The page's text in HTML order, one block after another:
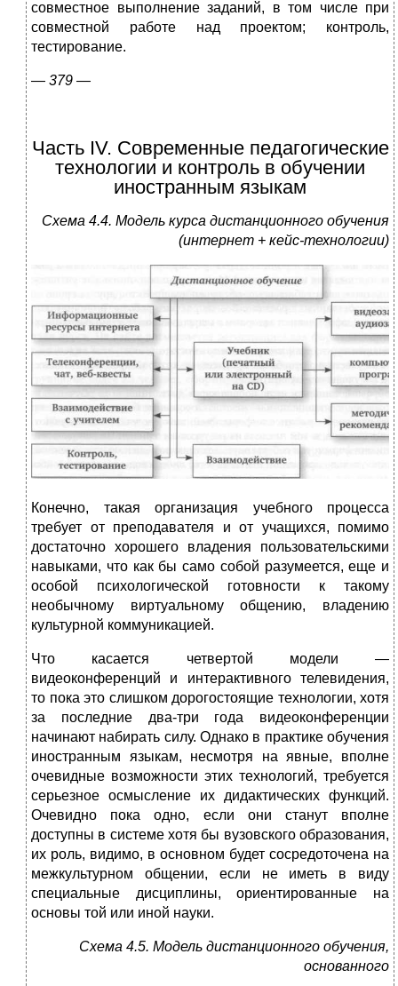
совместное выполнение заданий, в том числе при
совместной работе над про­ектом; контроль,
тестирование.
— 379 —
Часть IV. Современные педагогические
технологии и контроль в обучении
иностранным языкам
Схема 4.4. Модель курса дистанционного обучения
(интернет + кейс-технологии)
Конечно, такая организация учебного процесса
требует от преподавателя и от учащихся, помимо
достаточно хорошего владения пользовательскими
навыками, что как бы само собой разумеется, еще и
особой психологической готовности к такому
необычному виртуальному общению, владению
культур­ной коммуникацией.
Что касается четвертой модели —
видеоконференций и интерактивного те­левидения,
то пока это слишком дорогостоящие технологии, хотя
за последние два-три года видеоконференции
начинают набирать силу. Однако в практике обучения
иностранным языкам, несмотря на явные, вполне
очевидные воз­можности этих технологий, требуется
серьезное осмысление их дидактических функций.
Очевидно пока одно, если они станут вполне
доступны в системе хотя бы вузовского образования,
их роль, видимо, в основном будет сосредоточена на
межкультурном общении, если не иметь в виду
специальные дисциплины, ориентированные на
основы той или иной науки.
Схема 4.5. Модель дистанционного обучения,
основанного